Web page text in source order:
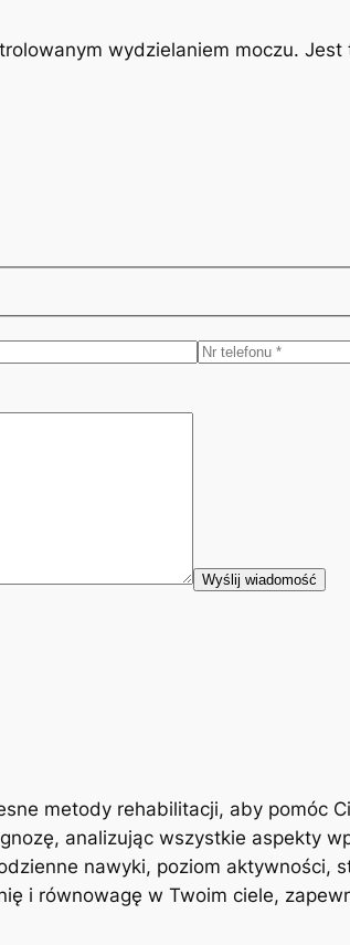
wydzielaniem moczu.
metody rehabilitacji, aby pomóc
analizując wszystkie aspekty
nawyki, poziom aktywności,
i równowagę w Twoim ciele,